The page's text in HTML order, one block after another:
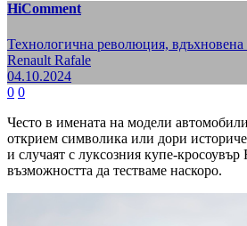
HiComment
Технологична революция, вдъхновена
Renault Rafale
04.10.2024
0 0
Често в имената на модели
открием символика или дори
и случаят с луксозния купе-
възможността да тестваме наскоро.